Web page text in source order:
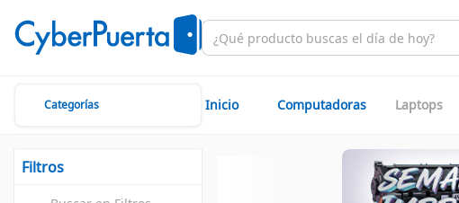
Categorías Inicio Computadoras Laptops
Filtros